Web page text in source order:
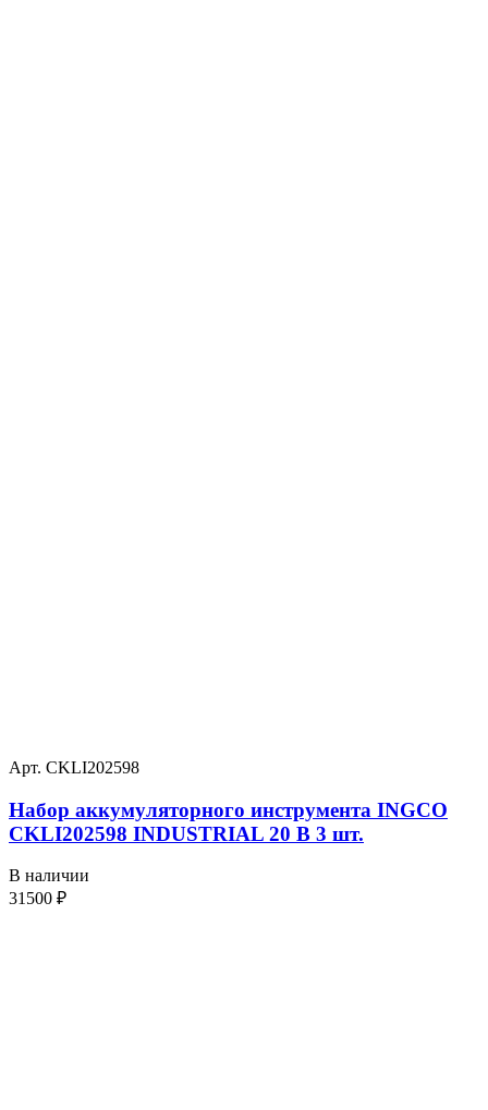
Арт. CKLI202598
Набор аккумуляторного инструмента INGCO
CKLI202598 INDUSTRIAL 20 В 3 шт.
В наличии
31500 ₽